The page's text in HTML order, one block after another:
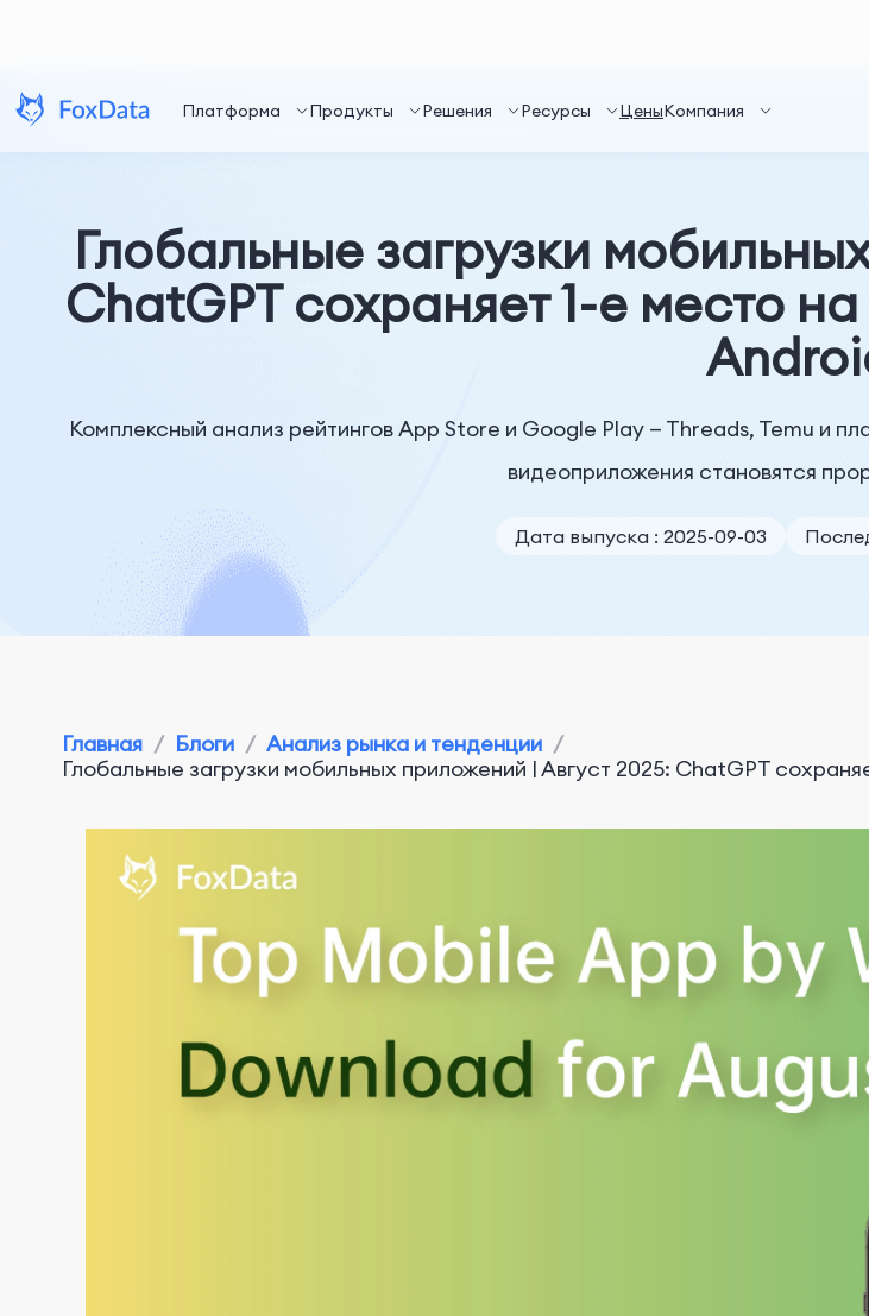
Платформа Продукты Решения Ресурсы ЦеныКомпания
Глобальные загрузки
ChatGPT сохраняет 1-е место
Комплексный анализ рейтингов App Store и Google Play — Threads, Temu и
видеоприложения становятся
Дата выпуска : 2025-09-03
Главная / Блоги / Анализ рынка и тенденции /
Глобальные загрузки мобильных приложений | Август 2025: ChatGPT